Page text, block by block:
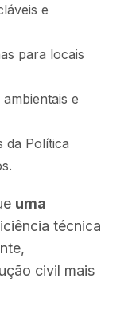
e
para locais
e
da Política
uma
técnica
civil mais